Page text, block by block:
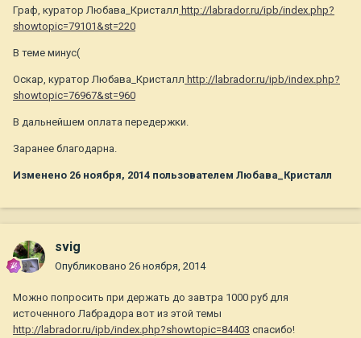
Граф, куратор Любава_Кристалл http://labrador.ru/ipb/index.php?
showtopic=79101&st=220
В теме минус(
Оскар, куратор Любава_Кристалл http://labrador.ru/ipb/index.php?
showtopic=76967&st=960
В дальнейшем оплата передержки.
Заранее благодарна.
Изменено 26 ноября, 2014 пользователем Любава_Кристалл
svig
Опубликовано 26 ноября, 2014
Можно попросить при держать до завтра 1000 руб для
источенного Лабрадора вот из этой темы
http://labrador.ru/ipb/index.php?showtopic=84403 спасибо!